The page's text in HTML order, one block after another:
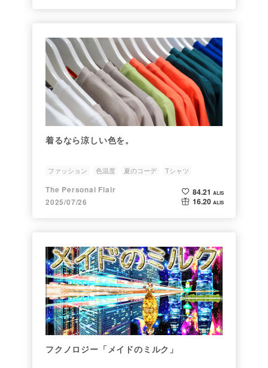
着るなら涼しい色を。
ファッション 色温度 夏のコーデ
Tシャツ
パーソナルカラー
The Personal Flair
2025/07/26
84.21 ALIS
16.20 ALIS
フクノロジー「メイドのミルク」